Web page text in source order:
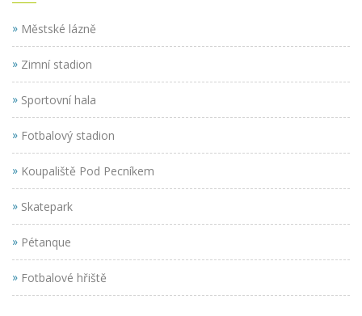
» Městské lázně
» Zimní stadion
» Sportovní hala
» Fotbalový stadion
» Koupaliště Pod Pecníkem
» Skatepark
» Pétanque
» Fotbalové hřiště